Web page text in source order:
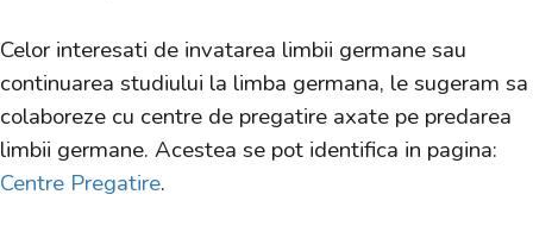
Celor interesati de invatarea limbii germane sau
continuarea studiului la limba germana, le sugeram sa
colaboreze cu centre de pregatire axate pe predarea
limbii germane. Acestea se pot identifica in pagina:
Centre Pregatire.